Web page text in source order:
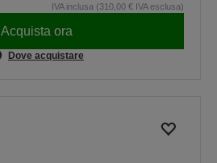
IVA inclusa (310,00 € IVA esclusa)
Acquista ora
Dove acquistare